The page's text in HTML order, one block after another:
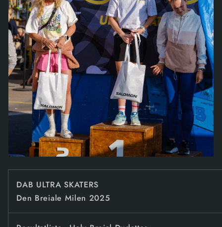
DAB ULTRA SKATERS
Den Breiale Milen 2025